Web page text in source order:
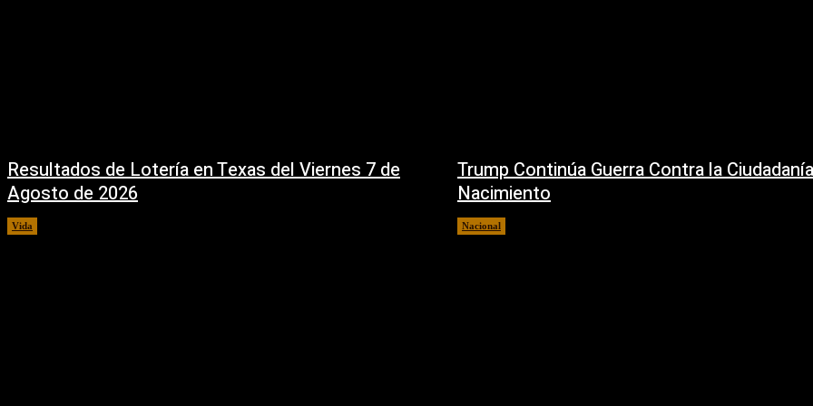
Resultados de Lotería en Texas del Viernes 7 de
Agosto de 2026
Vida
Trump Continúa Guerra Contra la
Nacimiento
Nacional